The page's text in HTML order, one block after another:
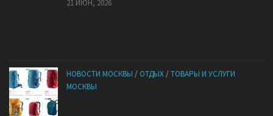
21 ИЮН, 2026
НОВОСТИ МОСКВЫ / ОТДЫХ /ТОВАРЫ И УСЛУГИ
МОСКВЫ